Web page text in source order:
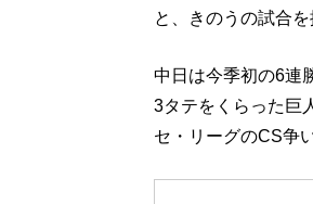
と、きのうの試合を
中日は今季初の6連
3タテをくらった巨
セ・リーグのCS争